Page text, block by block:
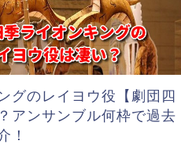
グのレイヨウ役【劇団四
アンサンブル何枠で過去
！